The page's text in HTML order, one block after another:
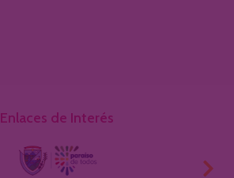
Enlaces de Interés